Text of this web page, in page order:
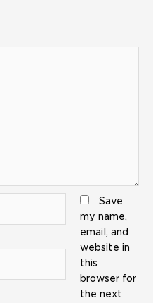
Save
my name,
email, and
website in
this
browser for
the next